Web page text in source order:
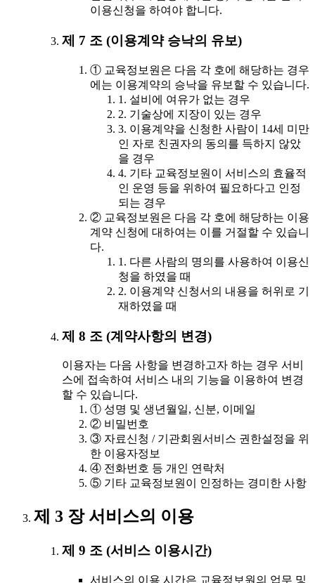
이용신청을 하여야 합니다.
제 7 조 (이용계약 승낙의 유보)
① 교육정보원은 다음 각 호에 해당하는 경우
에는 이용계약의 승낙을 유보할 수 있습니다.
1. 설비에 여유가 없는 경우
2. 기술상에 지장이 있는 경우
3. 이용계약을 신청한 사람이 14세 미만
인 자로 친권자의 동의를 득하지 않았
을 경우
4. 기타 교육정보원이 서비스의 효율적
인 운영 등을 위하여 필요하다고 인정
되는 경우
② 교육정보원은 다음 각 호에 해당하는 이용
계약 신청에 대하여는 이를 거절할 수 있습니
다.
1. 다른 사람의 명의를 사용하여 이용신
청을 하였을 때
2. 이용계약 신청서의 내용을 허위로 기
재하였을 때
제 8 조 (계약사항의 변경)
이용자는 다음 사항을 변경하고자 하는 경우 서비
스에 접속하여 서비스 내의 기능을 이용하여 변경
할 수 있습니다.
① 성명 및 생년월일, 신분, 이메일
② 비밀번호
③ 자료신청 / 기관회원서비스 권한설정을 위
한 이용자정보
④ 전화번호 등 개인 연락처
⑤ 기타 교육정보원이 인정하는 경미한 사항
제 3 장 서비스의 이용
제 9 조 (서비스 이용시간)
서비스의 이용 시간은 교육정보원의 업무 및